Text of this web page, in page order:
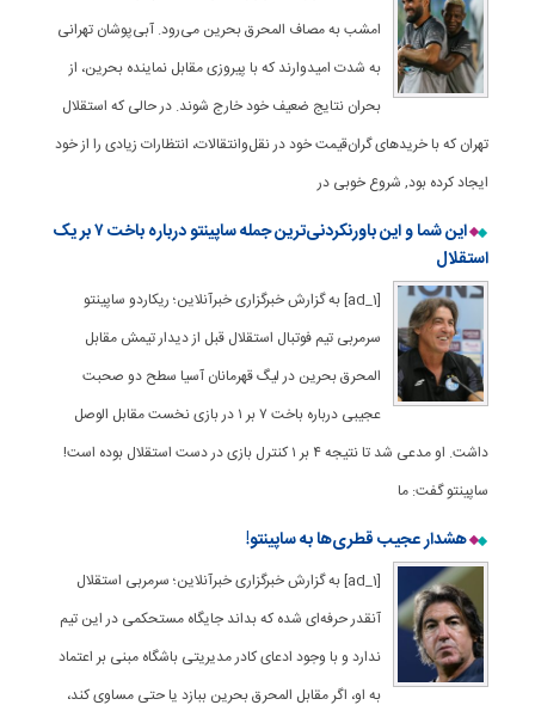
امشب به مصاف المحرق بحرین می‌رود. آبی‌پوشان تهرانی
به شدت امیدوارند که با پیروزی مقابل نماینده بحرین، از
بحران نتایج ضعیف خود خارج شوند. در حالی که استقلال
تهران که با خریدهای گران‌قیمت خود در نقل‌وانتقالات، انتظارات زیادی را از خود
ایجاد کرده بود, شروع خوبی در
این شما و این باورنکردنی‌ترین جمله ساپینتو درباره باخت ۷ بر یک
استقلال
[ad_1] به گزارش خبرگزاری خبرآنلاین؛ ریکاردو ساپینتو
سرمربی تیم فوتبال استقلال قبل از دیدار تیمش مقابل
المحرق بحرین در لیگ قهرمانان آسیا سطح دو صحبت
عجیبی درباره باخت ۷ بر ۱ در بازی نخست مقابل الوصل
داشت. او مدعی شد تا نتیجه ۴ بر ۱ کنترل بازی در دست استقلال بوده است!
ساپینتو گفت: ما
هشدار عجیب قطری‌ها به ساپینتو!
[ad_1] به گزارش خبرگزاری خبرآنلاین؛ سرمربی استقلال
آنقدر حرفه‌ای شده که بداند جایگاه مستحکمی در این تیم
ندارد و با وجود ادعای کادر مدیریتی باشگاه مبنی بر اعتماد
به او، اگر مقابل المحرق بحرین ببازد یا حتی مساوی کند،